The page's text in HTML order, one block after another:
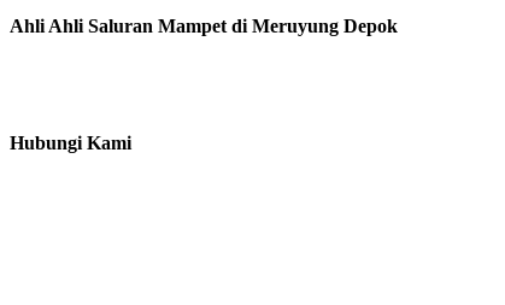
Ahli Ahli Saluran Mampet di Meruyung Depok
Hubungi Kami